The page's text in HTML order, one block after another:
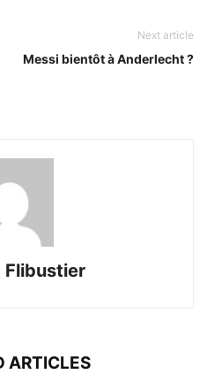
Next article
Messi bientôt à Anderlecht ?
Flibustier
ARTICLES